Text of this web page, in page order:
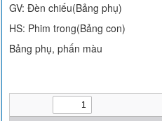
GV: Đèn chiếu(Bảng phụ)
HS: Phim trong(Bảng con)
Bảng phụ, phấn màu